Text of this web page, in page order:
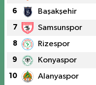
6 Başakşehir
7 Samsunspor
8 Rizespor
9 Konyaspor
10 Alanyaspor